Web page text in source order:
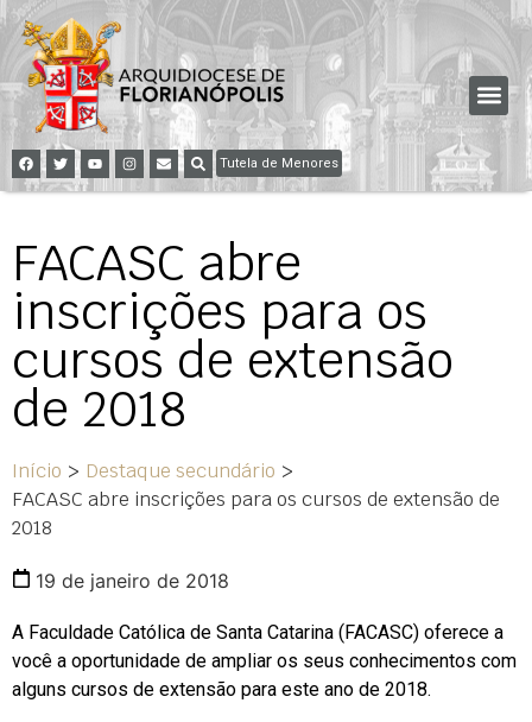
Tutela de Menores
FACASC abre
inscrições para os
cursos de extensão
de 2018
Início > Destaque secundário >
FACASC abre inscrições para os cursos de extensão de
2018
19 de janeiro de 2018
A Faculdade Católica de Santa Catarina (FACASC) oferece a
você a oportunidade de ampliar os seus conhecimentos com
alguns cursos de extensão para este ano de 2018.